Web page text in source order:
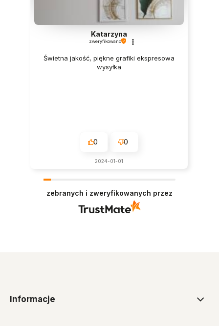
Katarzyna
zweryfikowano
Świetna jakość, piękne grafiki ekspresowa
wysyłka
0 0
2024-01-01
zebranych i zweryfikowanych przez
Informacje